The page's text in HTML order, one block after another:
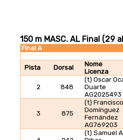
Final A
Pista Dorsal
Nome
Licenza
2 848
(t) Oscar
Duarte
AG2025493
3 875
(t)
Domínguez
Fernández
AG769203
(t) Samuel
150 m MASC. AL Final (29